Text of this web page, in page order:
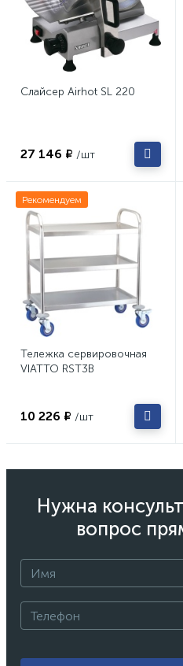
Слайсер Airhot SL 220
27 146 ₽ /шт
Рекомендуем
Тележка сервировочная
VIATTO RST3B
10 226 ₽ /шт
Нужна
вопрос